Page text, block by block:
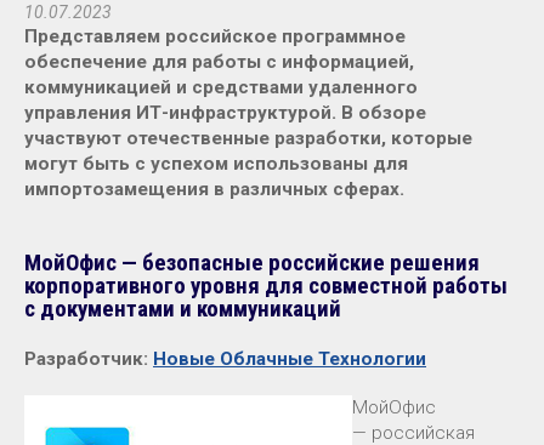
10.07.2023
Представляем российское программное
обеспечение для работы с информацией,
коммуникацией и средствами удаленного
управления ИТ-инфраструктурой. В обзоре
участвуют отечественные разработки, которые
могут быть с успехом использованы для
импортозамещения в различных сферах.
МойОфис — безопасные российские решения
корпоративного уровня для совместной работы
с документами и коммуникаций
Разработчик: Новые Облачные Технологии
МойОфис
— российская